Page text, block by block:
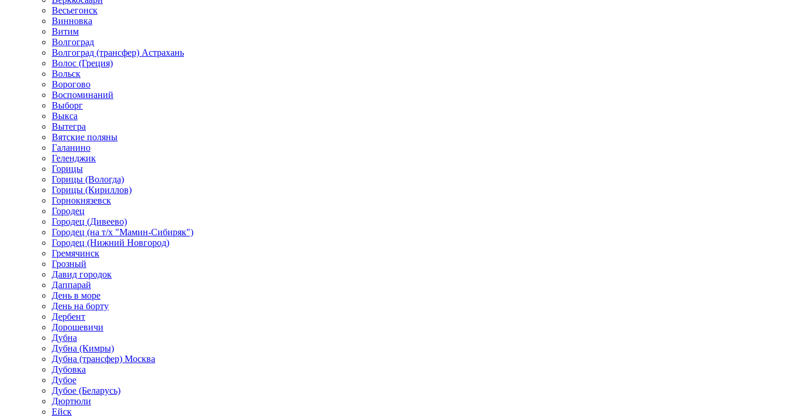
Весьегонск
Винновка
Витим
Волгоград
Волгоград (трансфер) Астрахань
Волос (Греция)
Вольск
Ворогово
Воспоминаний
Выборг
Выкса
Вытегра
Вятские поляны
Галанино
Геленджик
Горицы
Горицы (Вологда)
Горицы (Кириллов)
Горнокнязевск
Городец
Городец (Дивеево)
Городец (на т/х "Мамин-Сибиряк")
Городец (Нижний Новгород)
Гремячинск
Грозный
Давид городок
Даппарай
День в море
День на борту
Дербент
Дорошевичи
Дубна
Дубна (Кимры)
Дубна (трансфер) Москва
Дубовка
Дубое
Дубое (Беларусь)
Дюртюли
Ейск